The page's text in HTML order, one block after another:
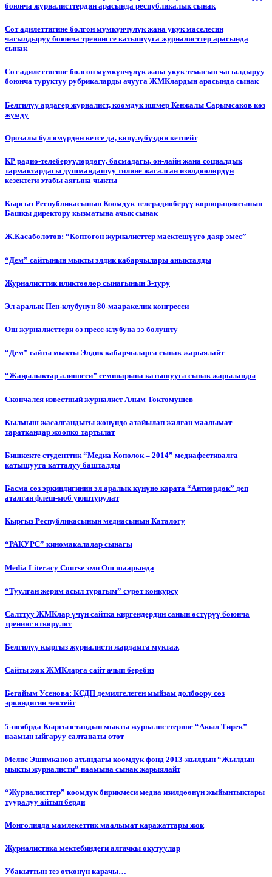
боюнча журналисттердин арасында республикалык сынак
Сот адилеттигине болгон мүмкүнчүлүк жана укук маселесин
чагылдыруу боюнча тренингге катышууга журналисттер арасында
сынак
Сот адилеттигине болгон мүмкүнчүлүк жана укук темасын чагылдыруу
боюнча туруктуу рубрикаларды ачууга ЖМКлардын арасында сынак
Белгилүү ардагер журналист, коомдук ишмер Кенжалы Сарымсаков көз
жумду
Орозалы бул өмүрдөн кетсе да, көңүлүбүздөн кетпейт
КР радио-телеберүүлөрдөгү, басмадагы, он-лайн жана социалдык
тармактардагы душмандашуу тилине жасалган изилдөөлөрдүн
кезектеги этабы аягына чыкты
Кыргыз Республикасынын Коомдук телерадиоберүү корпорациясынын
Башкы директору кызматына ачык сынак
Ж.Касаболотов: “Көптөгөн журналисттер маектешүүгө даяр эмес”
“Дем” сайтынын мыкты элдик кабарчылары аныкталды
Журналисттик иликтөөлөр сынагынын 3-туру
Эл аралык Пен-клубунун 80-мааракелик конгресси
Ош журналисттери өз пресс-клубуна ээ болушту
“Дем” сайты мыкты Элдик кабарчыларга сынак жарыялайт
“Жаңылыктар алиппеси” семинарына катышууга сынак жарыланды
Cкончался известный журналист Алым Токтомушев
Кылмыш жасалгандыгы жөнүндө атайылап жалган маалымат
тараткандар жоопко тартылат
Бишкекте студенттик “Медиа Көпөлөк – 2014” медиафестивалга
катышууга катталуу башталды
Басма сөз эркиндигинин эл аралык күнүнө карата “Антиөрдөк” деп
аталган флеш-моб уюштурулат
Кыргыз Республикасынын медиасынын Каталогу
“РАКУРС” киномакалалар сынагы
Media Literacy Сourse эми Ош шаарында
“Туулган жерим асыл турагым” сүрөт конкурсу
Салттуу ЖМКлар үчүн сайтка киргендердин санын өстүрүү боюнча
тренинг өткөрүлөт
Белгилүү кыргыз журналисти жардамга муктаж
Сайты жок ЖМКларга сайт ачып беребиз
Бегайым Усенова: КСДП демилгелеген мыйзам долбоору сөз
эркиндигин чектейт
5-ноябрда Кыргызстандын мыкты журналисттерине “Акыл Тирек”
наамын ыйгаруу салтанаты өтөт
Мелис Эшимканов атындагы коомдук фонд 2013-жылдын “Жылдын
мыкты журналисти” наамына сынак жарыялайт
“Журналисттер” коомдук бирикмеси медиа изилдөөнүн жыйынтыктары
тууралуу айтып берди
Монголияда мамлекеттик маалымат каражаттары жок
Журналистика мектебиндеги алгачкы окутуулар
Убакыттын тез өткөнүн карачы…